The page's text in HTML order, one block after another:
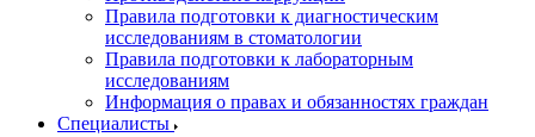
Правила подготовки к диагностическим
исследованиям в стоматологии
Правила подготовки к лабораторным
исследованиям
Информация о правах и обязанностях граждан
Специалисты